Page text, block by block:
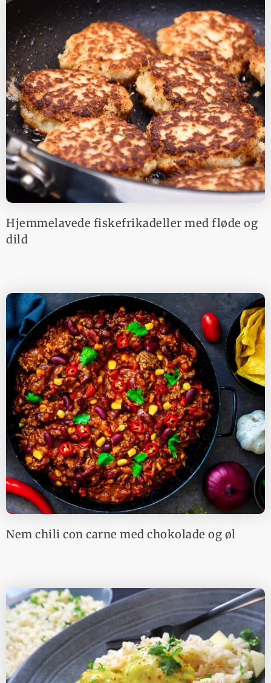
Hjemmelavede fiskefrikadeller med fløde og
dild
Nem chili con carne med chokolade og øl